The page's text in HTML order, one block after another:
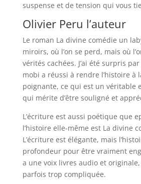
suspense et de tension qui vous
Olivier Peru l’auteur
Le roman La divine comédie un
miroirs, où l’on se perd, mais où
vérités cachées. J’ai été surpris
mobi a réussi à rendre l’histoire à
poignante, ce qui est un véritable
qui mérite d’être souligné et
L’écriture est aussi poétique que
l’histoire elle-même est La divine
L’écriture est élégante, mais
profondeur pour être vraiment
a une voix livres audio et
parfois trop compliquée.